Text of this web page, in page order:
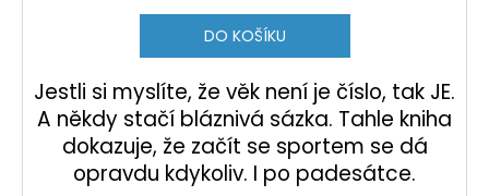
DO KOŠÍKU
Jestli si myslíte, že věk není je číslo, tak JE.
A někdy stačí bláznivá sázka. Tahle kniha
dokazuje, že začít se sportem se dá
opravdu kdykoliv. I po padesátce.